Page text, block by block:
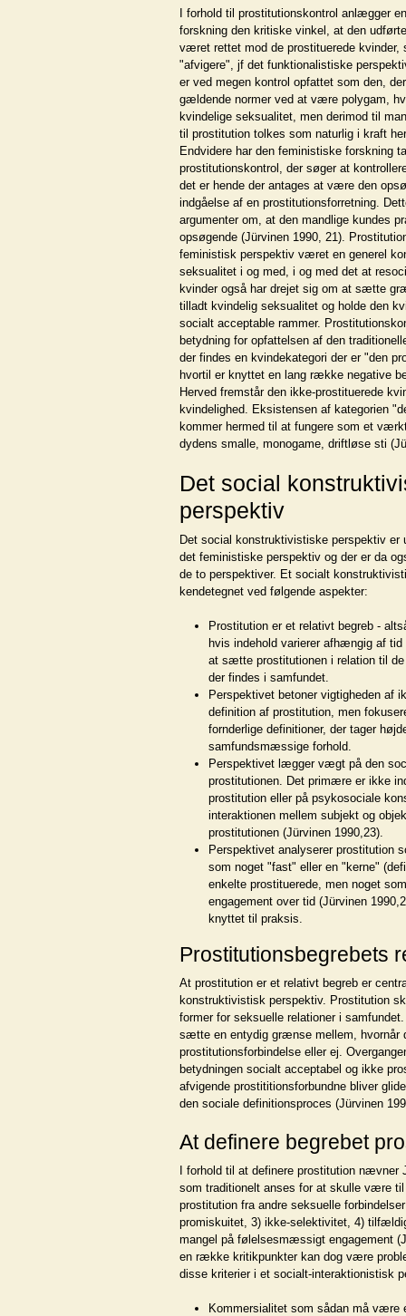
I forhold til prostitutionskontrol anlægger
forskning den kritiske vinkel, at den
været rettet mod de prostituerede kvinder,
"afvigere", jf det funktionalistiske
er ved megen kontrol opfattet som den,
gældende normer ved at være polygam,
kvindelige seksualitet, men derimod til
til prostitution tolkes som naturlig i kraft
Endvidere har den feministiske forskning
prostitutionskontrol, der søger at
det er hende der antages at være den
indgåelse af en prostitutionsforretning.
argumenter om, at den mandlige kundes
opsøgende (Jürvinen 1990, 21).
feministisk perspektiv været en generel
seksualitet i og med, i og med det at
kvinder også har drejet sig om at sætte
tilladt kvindelig seksualitet og holde den
socialt acceptable rammer.
betydning for opfattelsen af den
der findes en kvindekategori der er "den
hvortil er knyttet en lang række negative
Herved fremstår den ikke-prostituerede
kvindelighed. Eksistensen af kategorien
kommer hermed til at fungere som et
dydens smalle, monogame, driftløse sti
Det social
perspektiv
Det social konstruktivistiske perspektiv er
det feministiske perspektiv og der er da
de to perspektiver. Et socialt
kendetegnet ved følgende aspekter:
Prostitution er et relativt begreb -
hvis indehold varierer afhængig af
at sætte prostitutionen i relation til
der findes i samfundet.
Perspektivet betoner vigtigheden af
definition af prostitution, men
fornderlige definitioner, der tager
samfundsmæssige forhold.
Perspektivet lægger vægt på den
prostitutionen. Det primære er ikke
prostitution eller på psykosociale
interaktionen mellem subjekt og
prostitutionen (Jürvinen 1990,23).
Perspektivet analyserer prostitution
som noget "fast" eller en "kerne"
enkelte prostituerede, men noget
engagement over tid (Jürvinen
knyttet til praksis.
Prostitutionsbegrebets
At prostitution er et relativt begreb er
konstruktivistisk perspektiv. Prostitution
former for seksuelle relationer i
sætte en entydig grænse mellem, hvornår
prostitutionsforbindelse eller ej.
betydningen socialt acceptabel og ikke
afvigende prostititionsforbundne bliver
den sociale definitionsproces (Jürvinen
At definere begrebet
I forhold til at definere prostitution
som traditionelt anses for at skulle være
prostitution fra andre seksuelle
promiskuitet, 3) ikke-selektivitet, 4)
mangel på følelsesmæssigt engagement
en række kritikpunkter kan dog være
disse kriterier i et socialt-interaktionistisk
Kommersialitet som sådan må være